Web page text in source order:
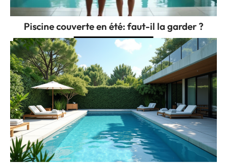
Piscine couverte en été: faut-il la garder ?